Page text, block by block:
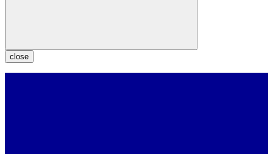
close